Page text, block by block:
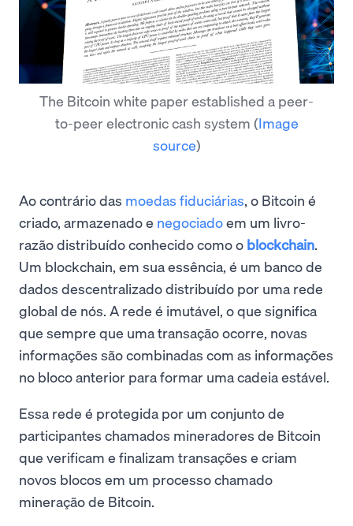
The Bitcoin white paper established a peer-
to-peer electronic cash system (Image
source)
Ao contrário das moedas fiduciárias, o Bitcoin é
criado, armazenado e negociadoem um livro-
razão distribuído conhecido como o blockchain.
Um blockchain, em sua essência, é um banco de
dados descentralizado distribuído por uma rede
global de nós. A rede é imutável, o que significa
que sempre que uma transação ocorre, novas
informações são combinadas com as informações
no bloco anterior para formar uma cadeia estável.
Essa rede é protegida por um conjunto de
participantes chamados mineradores de Bitcoin
que verificam e finalizam transações e criam
novos blocos em um processo chamado
mineração de Bitcoin.